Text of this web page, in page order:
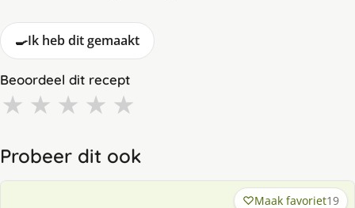
🍳Ik heb dit gemaakt
Beoordeel dit recept
★ ★ ★ ★ ★
Probeer dit ook
Maak favoriet19